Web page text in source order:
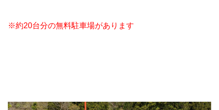
※約20台分の無料駐車場があります